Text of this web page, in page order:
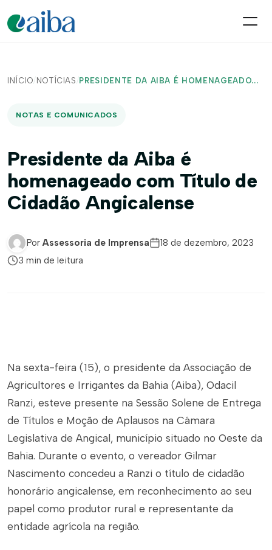
INÍCIO/ NOTÍCIAS / PRESIDENTE DA AIBA É HOMENAGEADO...
NOTAS E COMUNICADOS
Presidente da Aiba é
homenageado com Título de
Cidadão Angicalense
Por Assessoria de Imprensa
18 de dezembro, 2023
3 min de leitura
Na sexta-feira (15), o presidente da Associação de
Agricultores e Irrigantes da Bahia (Aiba), Odacil
Ranzi, esteve presente na Sessão Solene de Entrega
de Títulos e Moção de Aplausos na Câmara
Legislativa de Angical, município situado no Oeste da
Bahia. Durante o evento, o vereador Gilmar
Nascimento concedeu a Ranzi o título de cidadão
honorário angicalense, em reconhecimento ao seu
papel como produtor rural e representante da
entidade agrícola na região.